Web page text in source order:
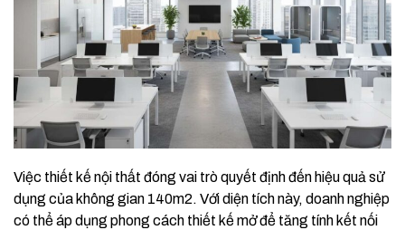
Việc thiết kế nội thất đóng vai trò quyết định đến hiệu quả sử
dụng của không gian 140m2. Với diện tích này, doanh nghiệp
có thể áp dụng phong cách thiết kế mở để tăng tính kết nối